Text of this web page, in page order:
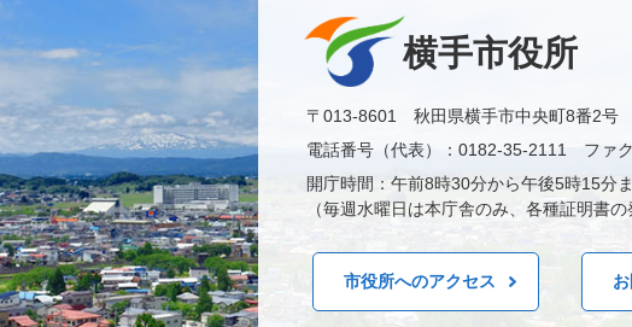
横手市役所
〒013-8601 秋田県横手市中央町8番2号
電話番号（代表）：0182-35-2111 ファ
開庁時間：午前8時30分から午後5時15分
（毎週水曜日は本庁舎のみ、各種証明書
市役所へのアクセス